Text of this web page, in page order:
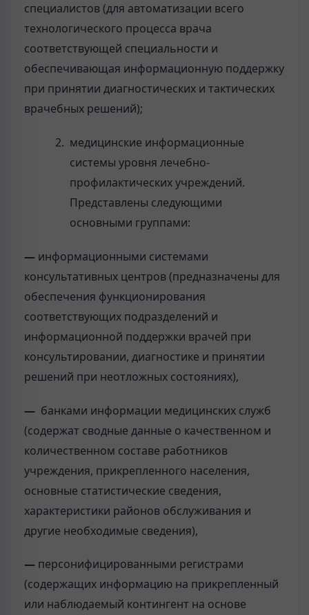
специалистов (для автоматизации всего
технологического процесса врача
соответствующей специальности и
обеспечивающая информационную поддержку
при принятии диагностических и тактических
врачебных решений);
медицинские информационные
системы уровня лечебно-
профилактических учреждений.
Представлены следующими
основными группами:
— информационными системами
консультативных центров (предназначены для
обеспечения функционирования
соответствующих подразделений и
информационной поддержки врачей при
консультировании, диагностике и принятии
решений при неотложных состояниях),
— банками информации медицинских служб
(содержат сводные данные о качественном и
количественном составе работников
учреждения, прикрепленного населения,
основные статистические сведения,
характеристики районов обслуживания и
другие необходимые сведения),
— персонифицированными регистрами
(содержащих информацию на прикрепленный
или наблюдаемый контингент на основе